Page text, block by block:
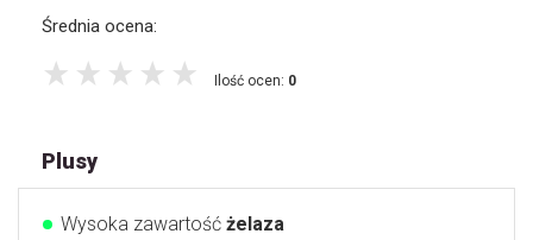
Średnia ocena:
Ilość ocen: 0
Plusy
Wysoka zawartość żelaza